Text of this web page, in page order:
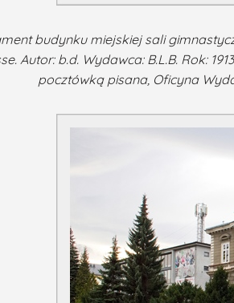
budynku miejskiej sali
Autor: b.d. Wydawca: B.L.B. Rok:
pocztówką pisana, Oficyna